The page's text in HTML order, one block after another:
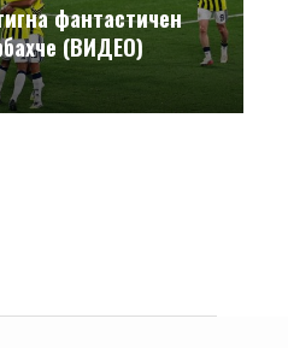
фантастичен
(ВИДЕО)